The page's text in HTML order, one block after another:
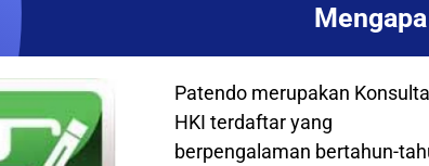
Patendo merupakan
HKI terdaftar yang
berpengalaman bertahun-